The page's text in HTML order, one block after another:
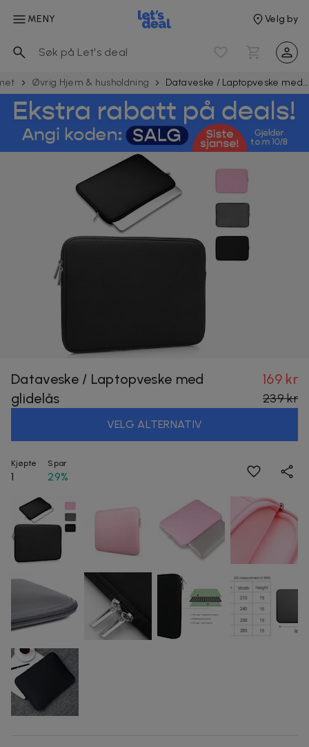
MENY Velg by
Øvrig Hjem & husholdning Dataveske / Laptopveske med glidelås
Dataveske / Laptopveske med
glidelås
169 kr
239 kr
VELG ALTERNATIV
Kjøpte
1
Spar
29%